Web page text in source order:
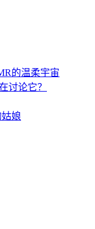
的温柔宇宙
讨论它？
娘